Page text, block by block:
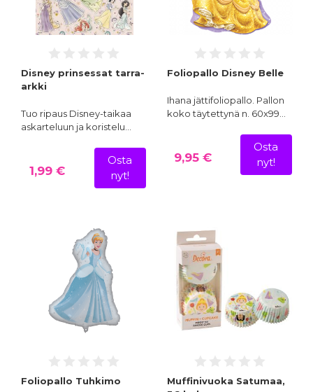
Disney prinsessat tarra-
arkki
Tuo ripaus Disney-taikaa
askarteluun ja koristelu…
1,99 €
Osta
nyt!
Foliopallo Disney Belle
Ihana jättifoliopallo. Pallon
koko täytettynä n. 60x99…
9,95 €
Osta
nyt!
Foliopallo Tuhkimo
Muffinivuoka Satumaa,